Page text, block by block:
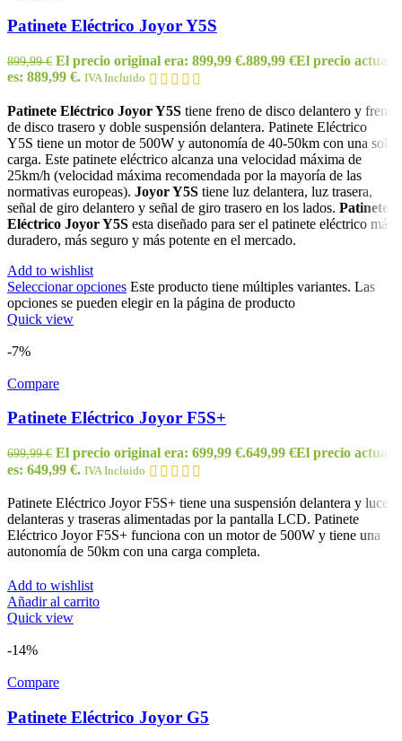
Patinete Eléctrico Joyor Y5S
899,99€ El precio original era: 899,99 €.889,99 €El precio actual
es: 889,99 €. IVA Incluido
Patinete Eléctrico Joyor Y5S tiene freno de disco delantero y freno
de disco trasero y doble suspensión delantera. Patinete Eléctrico
Y5S tiene un motor de 500W y autonomía de 40-50km con una sola
carga. Este patinete eléctrico alcanza una velocidad máxima de
25km/h (velocidad máxima recomendada por la mayoría de las
normativas europeas). Joyor Y5S tiene luz delantera, luz trasera,
señal de giro delantero y señal de giro trasero en los lados. Patinete
Eléctrico Joyor Y5S esta diseñado para ser el patinete eléctrico más
duradero, más seguro y más potente en el mercado.
Add to wishlist
Seleccionar opciones Este producto tiene múltiples variantes. Las
opciones se pueden elegir en la página de producto
Quick view
-7%
Compare
Patinete Eléctrico Joyor F5S+
699,99€ El precio original era: 699,99 €.649,99 €El precio actual
es: 649,99 €. IVA Incluido
Patinete Eléctrico Joyor F5S+ tiene una suspensión delantera y luces
delanteras y traseras alimentadas por la pantalla LCD. Patinete
Eléctrico Joyor F5S+ funciona con un motor de 500W y tiene una
autonomía de 50km con una carga completa.
Add to wishlist
Añadir al carrito
Quick view
-14%
Compare
Patinete Eléctrico Joyor G5